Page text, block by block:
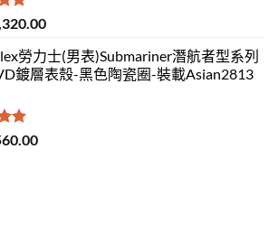
勞力士(男表)Submariner潛航者型系列
鍍層表殼-黑色陶瓷圈-裝載Asian2813